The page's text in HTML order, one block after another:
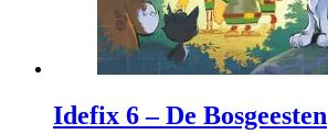
Idefix 6 – De Bosgeesten